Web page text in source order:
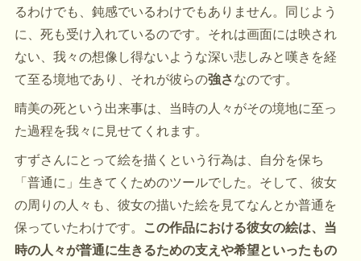
るわけでも、鈍感でいるわけでもありません。同じよう
に、死も受け入れているのです。それは画面には映され
ない、我々の想像し得ないような深い悲しみと嘆きを経
て至る境地であり、それが彼らの強さなのです。
晴美の死という出来事は、当時の人々がその境地に至っ
た過程を我々に見せてくれます。
すずさんにとって絵を描くという行為は、自分を保ち
「普通に」生きてくためのツールでした。そして、彼女
の周りの人々も、彼女の描いた絵を見てなんとか普通を
保っていたわけです。 この作品における彼女の絵は、当
時の人々が普通に生きるための支えや希望といったもの